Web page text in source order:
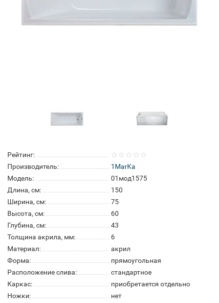
Рейтинг:
Производитель:
1MarKa
Модель:
01мод1575
Длина, см:
150
Ширина, см:
75
Высота, см:
60
Глубина, см:
43
Толщина акрила, мм:
6
Материал:
акрил
Форма:
прямоугольная
Расположение слива:
стандартное
Каркас:
приобретается отдельно
Ножки:
нет